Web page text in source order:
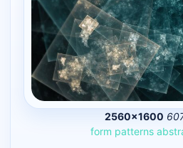
2560×1600
form patterns